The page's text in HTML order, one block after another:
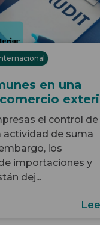
en una
el control de
actividad de suma
los
importaciones y
dej...